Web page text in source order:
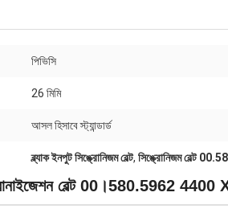
পিভিসি
26 মিমি
আসল হিসাবে স্ট্যান্ডার্ড
ব্ল্যাক ইনপুট সিঙ্ক্রোনিজম বেল্ট, সিঙ্ক্রোনিজম বেল্ট
বেল্ট 00।580.5962 4400